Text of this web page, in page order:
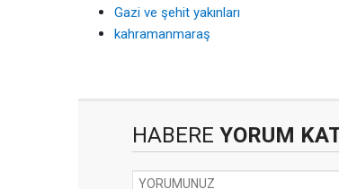
Gazi ve şehit yakınları
kahramanmaraş
HABERE YORUM